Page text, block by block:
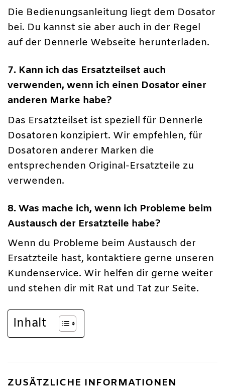
Die Bedienungsanleitung liegt dem Dosator
bei. Du kannst sie aber auch in der Regel
auf der Dennerle Webseite herunterladen.
7. Kann ich das Ersatzteilset auch
verwenden, wenn ich einen Dosator einer
anderen Marke habe?
Das Ersatzteilset ist speziell für Dennerle
Dosatoren konzipiert. Wir empfehlen, für
Dosatoren anderer Marken die
entsprechenden Original-Ersatzteile zu
verwenden.
8. Was mache ich, wenn ich Probleme beim
Austausch der Ersatzteile habe?
Wenn du Probleme beim Austausch der
Ersatzteile hast, kontaktiere gerne unseren
Kundenservice. Wir helfen dir gerne weiter
und stehen dir mit Rat und Tat zur Seite.
Inhalt
ZUSÄTZLICHE INFORMATIONEN